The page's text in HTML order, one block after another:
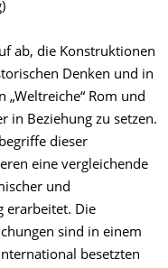
ab, die Konstruktionen
Denken und in
„Weltreiche“ Rom und
in Beziehung zu setzen.
dieser
eine vergleichende
und
erarbeitet. Die
sind in einem
besetzten